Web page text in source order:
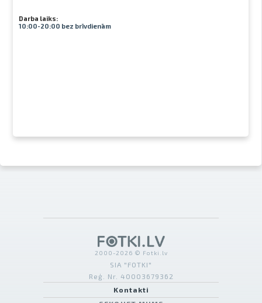
Darba laiks:
10:00-20:00 bez brīvdienām
2000-2026 © Fotki.lv
SIA "FOTKI"
Reģ. Nr. 40003679362
Kontakti